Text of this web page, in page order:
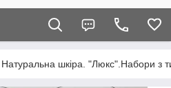
Натуральна шкіра. "Люкс".Набори з